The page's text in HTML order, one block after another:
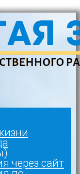
через сайт